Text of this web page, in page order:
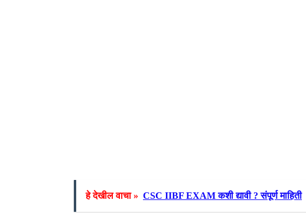
हे देखील वाचा » CSC IIBF EXAM कशी द्यावी ? संपूर्ण माहिती